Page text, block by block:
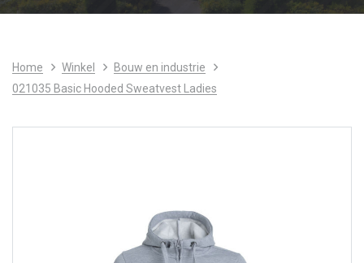
Home Winkel
Bouw en industrie
021035 Basic Hooded Sweatvest Ladies